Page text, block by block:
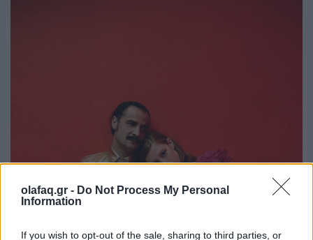
olafaq.gr - Do Not Process My Personal
Information
If you wish to opt-out of the sale, sharing to third parties, or